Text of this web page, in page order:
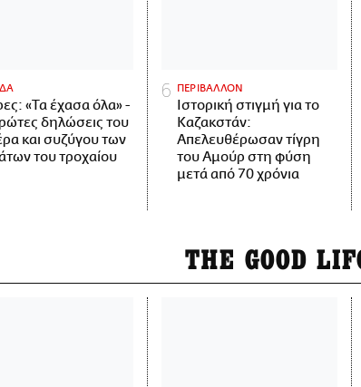
«Τα έχασα όλα» -
δηλώσεις του
και συζύγου των
του τροχαίου
ΠΕΡΙΒΑΛΛΟΝ
Ιστορική στιγμή για το
Καζακστάν:
Απελευθέρωσαν τίγρη
του Αμούρ στη φύση
μετά από 70 χρόνια
THE GOOD